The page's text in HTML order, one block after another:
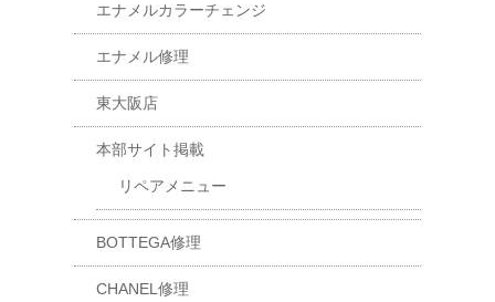
エナメルカラーチェンジ
エナメル修理
東大阪店
本部サイト掲載
リペアメニュー
BOTTEGA修理
CHANEL修理